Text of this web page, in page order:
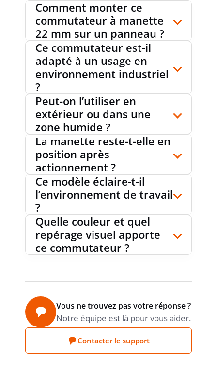
Comment monter ce
commutateur à manette
22 mm sur un panneau ?
Ce commutateur est-il
adapté à un usage en
environnement industriel
?
Peut-on l’utiliser en
extérieur ou dans une
zone humide ?
La manette reste-t-elle en
position après
actionnement ?
Ce modèle éclaire-t-il
l’environnement de travail
?
Quelle couleur et quel
repérage visuel apporte
ce commutateur ?
Vous ne trouvez pas votre réponse ?
Notre équipe est là pour vous aider.
Contacter le support